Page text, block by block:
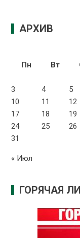
АРХИВ
Пн
Вт
3
4 5
10
11 12
17
18 19
24
25 26
31
« Июл
ГОРЯЧАЯ